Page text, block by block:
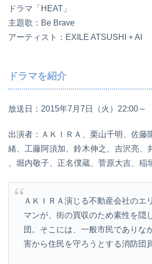
ドラマ「HEAT」
主題歌：Be Brave
アーティスト：EXILE ATSUSHI + AI
ドラマを紹介
放送日：2015年7月7日（火）22:00～
出演者：ＡＫＩＲＡ、栗山千明、佐藤
緒、工藤阿須加、鈴木伸之、吉沢亮、
、堀内敬子、正名僕蔵、菅原大吉、稲
ＡＫＩＲＡ演じる不動産会社のエ
マンが、街の買収のため素性を隠
団。そこには、一般市民でありな
害から住民を守ろうとする消防団